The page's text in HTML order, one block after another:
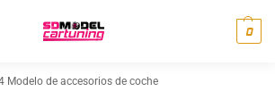
0
Modelo de accesorios de coche